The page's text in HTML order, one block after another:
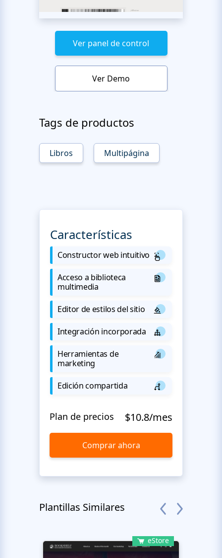
Ver panel de control
Ver Demo
Tags de productos
Libros Multipágina
Características
Constructor web intuitivo
Acceso a biblioteca
multimedia
Editor de estilos del sitio
Integración incorporada
Herramientas de
marketing
Edición compartida
Plan de precios $10.8/mes
Comprar ahora
Plantillas Similares
eStore